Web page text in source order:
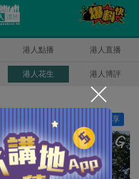
港人點播 港人直播
港人花生 港人博評
分享
讚好